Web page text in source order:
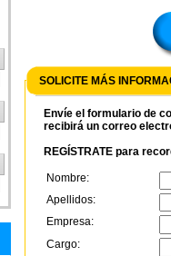
SOLICITE MÁS
Envíe el formulario de
recibirá un correo
REGÍSTRATE para
Nombre:
Apellidos:
Empresa:
Cargo: